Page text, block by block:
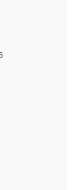
i dette